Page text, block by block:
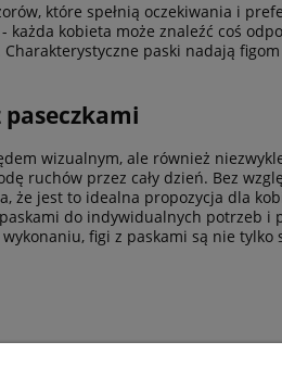
które spełnią oczekiwania i
kobieta może znaleźć coś
paski nadają
wizualnym, ale również
ruchów przez cały dzień. Bez
jest to idealna propozycja dla
do indywidualnych potrzeb i
figi z paskami są nie